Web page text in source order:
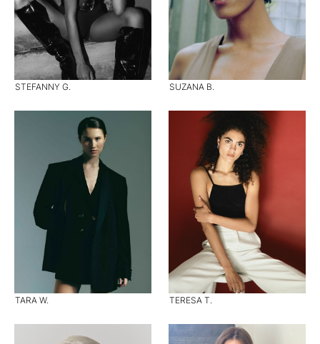
STEFANNY G. SUZANA B.
TARA W. TERESA T.